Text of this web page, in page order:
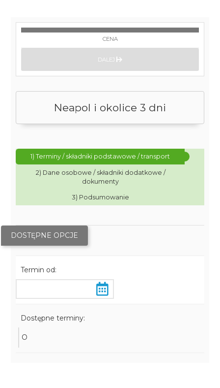
Neapol i okolice 3 dni
1) Terminy / składniki podstawowe / transport
2) Dane osobowe / składniki dodatkowe /
dokumenty
3) Podsumowanie
DOSTĘPNE OPCJE
Termin od:
Dostępne terminy:
O
CENA
DALEJ